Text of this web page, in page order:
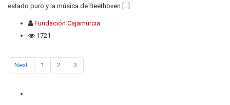
estado puro y la música de Beethoven […]
Fundación Cajamurcia
1721
Next 1 2 3